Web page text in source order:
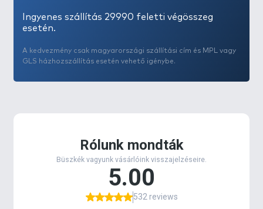
Ingyenes szállítás 29990 feletti végösszeg
esetén.
A kedvezmény csak magyarországi szállítási cím és MPL vagy
GLS házhozszállítás esetén vehető igénybe.